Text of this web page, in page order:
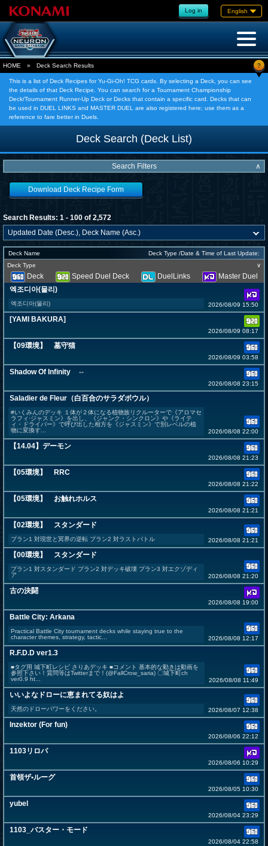
Log in English
HOME » Deck Search Results ?
This is a list of Deck Recipes for Yu-Gi-Oh! TCG cards. By selecting a Deck, you can see
the details of that Deck Recipe. You can search for a Tournament Championship
Deck/Tournament Runner-Up Deck or Decks that contain a specific card. Decks that can
be used in DUEL LINKS and MASTER DUEL are also registered here; use them as a
reference to fare better in Duels.
Deck Search (Deck List)
Search Filters ∧
Download Deck Recipe Form
Search Results: 1 - 100 of 2,572
Deck Name
Deck Type /Date & Time of Last Update:
Deck Type
∨
Deck Speed Duel Deck DuelLinks
Master Duel
엑조디아(물리)
엑조디아(물리) 2026/08/09 15:50
[YAMI BAKURA]
2026/08/09 08:17
【09環境】 墓守猫
2026/08/09 03:58
Shadow Of Infinity ⇔
2026/08/08 23:15
Saladier de Fleur（白百合のサラダボウル）
#いくみんのデッキ １体が２体になる植物族リクルーターで《アロマセ
ラフィ·ジャスミン》を出し、《ジャンク・シンクロン》や《ライテ
ィ・ドライバー》で呼び出した相方を《ジャスミン》で別レベルの植
物に変換す...
2026/08/08 22:00
【14.04】デーモン
2026/08/08 21:23
【05環境】 RRC
2026/08/08 21:22
【05環境】 お触れホルス
2026/08/08 21:21
【02環境】 スタンダード
プラン1 対現世と冥界の逆転 プラン2 対ラストバトル 2026/08/08 21:21
【00環境】 スタンダード
プラン1 対スタンダード プラン2 対デッキ破壊 プラン3 対エクゾディ
ア
2026/08/08 21:20
古の決闘
2026/08/08 19:00
Battle City: Arkana
Practical Battle City tournament decks while staying true to the
character themes, strategy, tactic...
2026/08/08 12:17
R.F.D.D ver1.3
■タグ用 城下町レシピ さりあデッキ ■コメント 基本的な動きは動画を
参照下さい！質問等はTwitterまで！(@FallCrow_saria) 〇城下町ch
ver0.9 ht...
2026/08/08 11:49
いいよなドローに恵まれてる奴はよ
天然のドローパワーをください。 2026/08/07 12:38
Inzektor (For fun)
2026/08/06 22:12
1103リロパ
2026/08/06 10:29
首領ザ•ルーグ
2026/08/05 10:30
yubel
2026/08/04 23:29
1103_バスター・モード
2026/08/04 22:58